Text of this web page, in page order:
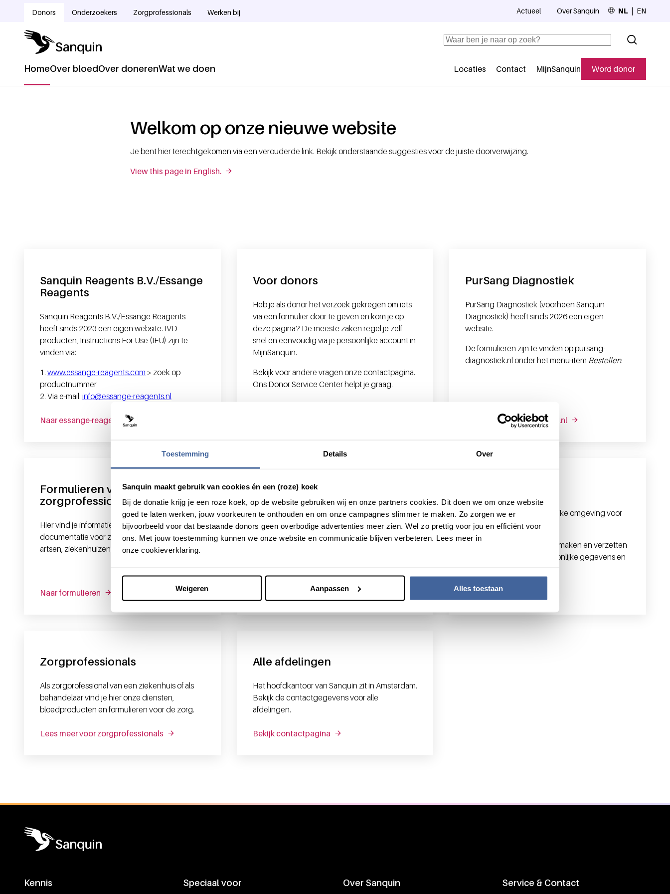
Toestemming Details Over
Sanquin maakt gebruik van cookies én een (roze) koek
Bij de donatie krijg je een roze koek, op de website gebruiken wij en onze partners cookies. Dit doen we om onze website
goed te laten werken, jouw voorkeuren te onthouden en om onze campagnes slimmer te maken. Zo zorgen we er
bijvoorbeeld voor dat bestaande donors geen overbodige advertenties meer zien. Wel zo prettig voor jou en efficiënt voor
ons. Met jouw toestemming kunnen we onze website en communicatie blijven verbeteren. Lees meer in
onze cookieverklaring.
Weigeren Aanpassen Alles toestaan
Donors Onderzoekers Zorgprofessionals Werken bij
Hoofdnavigatie
HomeOver bloedOver donerenWat we doen
Secundaire navigatie
Locaties Contact MijnSanquin Word donor
Actueel Over Sanquin NL EN
Zoeken
Home
Welkom op onze nieuwe website
Je bent hier terechtgekomen via een verouderde link. Bekijk onderstaande suggesties voor de juiste doorverwijzing.
View this page in English.
Sanquin Reagents B.V./Essange
Reagents
Sanquin Reagents B.V./Essange Reagents
heeft sinds 2023 een eigen website. IVD-
producten, Instructions For Use (IFU) zijn te
vinden via:
1. www.essange-reagents.com > zoek op
productnummer
2. Via e-mail: info@essange-reagents.nl
Naar essange-reagents.com
Voor donors
Heb je als donor het verzoek gekregen om iets
via een formulierdoor te geven en kom je op
deze pagina? De meeste zaken regel je zelf
snel en eenvoudig via je persoonlijke account in
MijnSanquin.
Bekijk voor andere vragen onze contactpagina.
Ons Donor Service Center helpt je graag.
PurSang Diagnostiek
PurSang Diagnostiek (voorheen Sanquin
Diagnostiek) heeft sinds 2026 een eigen
website.
De formulieren zijn te vinden op pursang-
diagnostiek.nl onder het menu-item Bestellen.
Naar pursang-diagnostiek.nl
Formulieren voor
zorgprofessionals
Hier vind je informatie over formulieren en
documentatie voor zorgprofessionals zoals
artsen, ziekenhuizen en PurSang Diagnostiek.
Naar formulieren
Onderzoekers
In dit onderdeel informeren wij collega-
onderzoekers over onze medical priorities, vind
je onze onderzoeksgroepen en -resultaten.
Lees meer over onderzoek
MijnSanquin is de persoonlijke omgeving voor
donors.
Hier kun je zelf je afspraken maken en verzetten
en pas je makkelijk je persoonlijke gegevens en
Naar MijnSanquin
Zorgprofessionals
Als zorgprofessional van een ziekenhuis of als
behandelaar vind je hier onze diensten,
bloedproducten en formulieren voor de zorg.
Lees meer voor zorgprofessionals
Alle afdelingen
Het hoofdkantoor van Sanquin zit in Amsterdam.
Bekijk de contactgegevens voor alle
afdelingen.
Bekijk contactpagina
Kennis Speciaal voor Over Sanquin Service & Contact